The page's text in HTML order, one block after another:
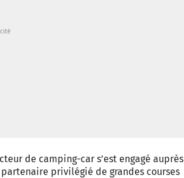
de camping-car s’est engagé auprès
privilégié de grandes courses